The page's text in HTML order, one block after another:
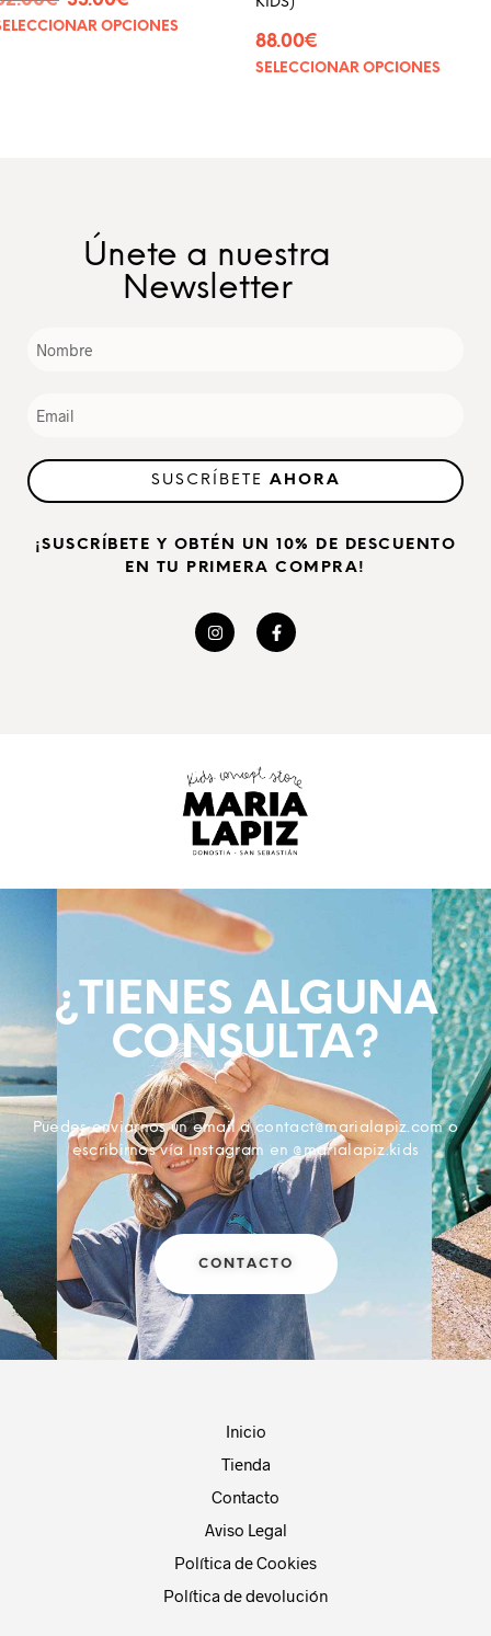
OPCIONES
88.00€
SELECCIONAR OPCIONES
Únete a nuestra
Newsletter
SUSCRÍBETE AHORA
¡SUSCRÍBETE Y OBTÉN UN 10% DE DESCUENTO
EN TU PRIMERA COMPRA!
¿TIENES ALGUNA
CONSULTA?
Puedes enviarnos un email a contact@marialapiz.com o
escribirnos vía Instagram en @marialapiz.kids
CONTACTO
Inicio
Tienda
Contacto
Aviso Legal
Política de Cookies
Política de devolución